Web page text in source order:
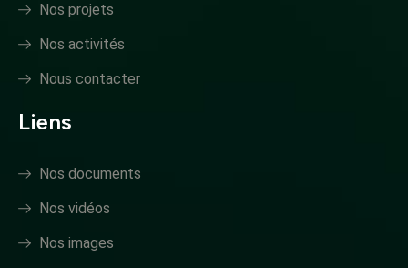
Nos projets
Nos activités
Nous contacter
Liens
Nos documents
Nos vidéos
Nos images